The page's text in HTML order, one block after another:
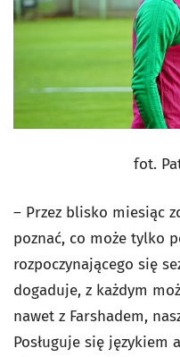
fot.
– Przez blisko miesiąc
poznać, co może tylko
rozpoczynającego się
dogaduje, z każdym
nawet z Farshadem,
Posługuje się językiem